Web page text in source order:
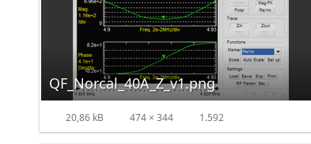
QF_Norcal_40A_Z_v1.png
20,86 kB 474 × 344 1.592